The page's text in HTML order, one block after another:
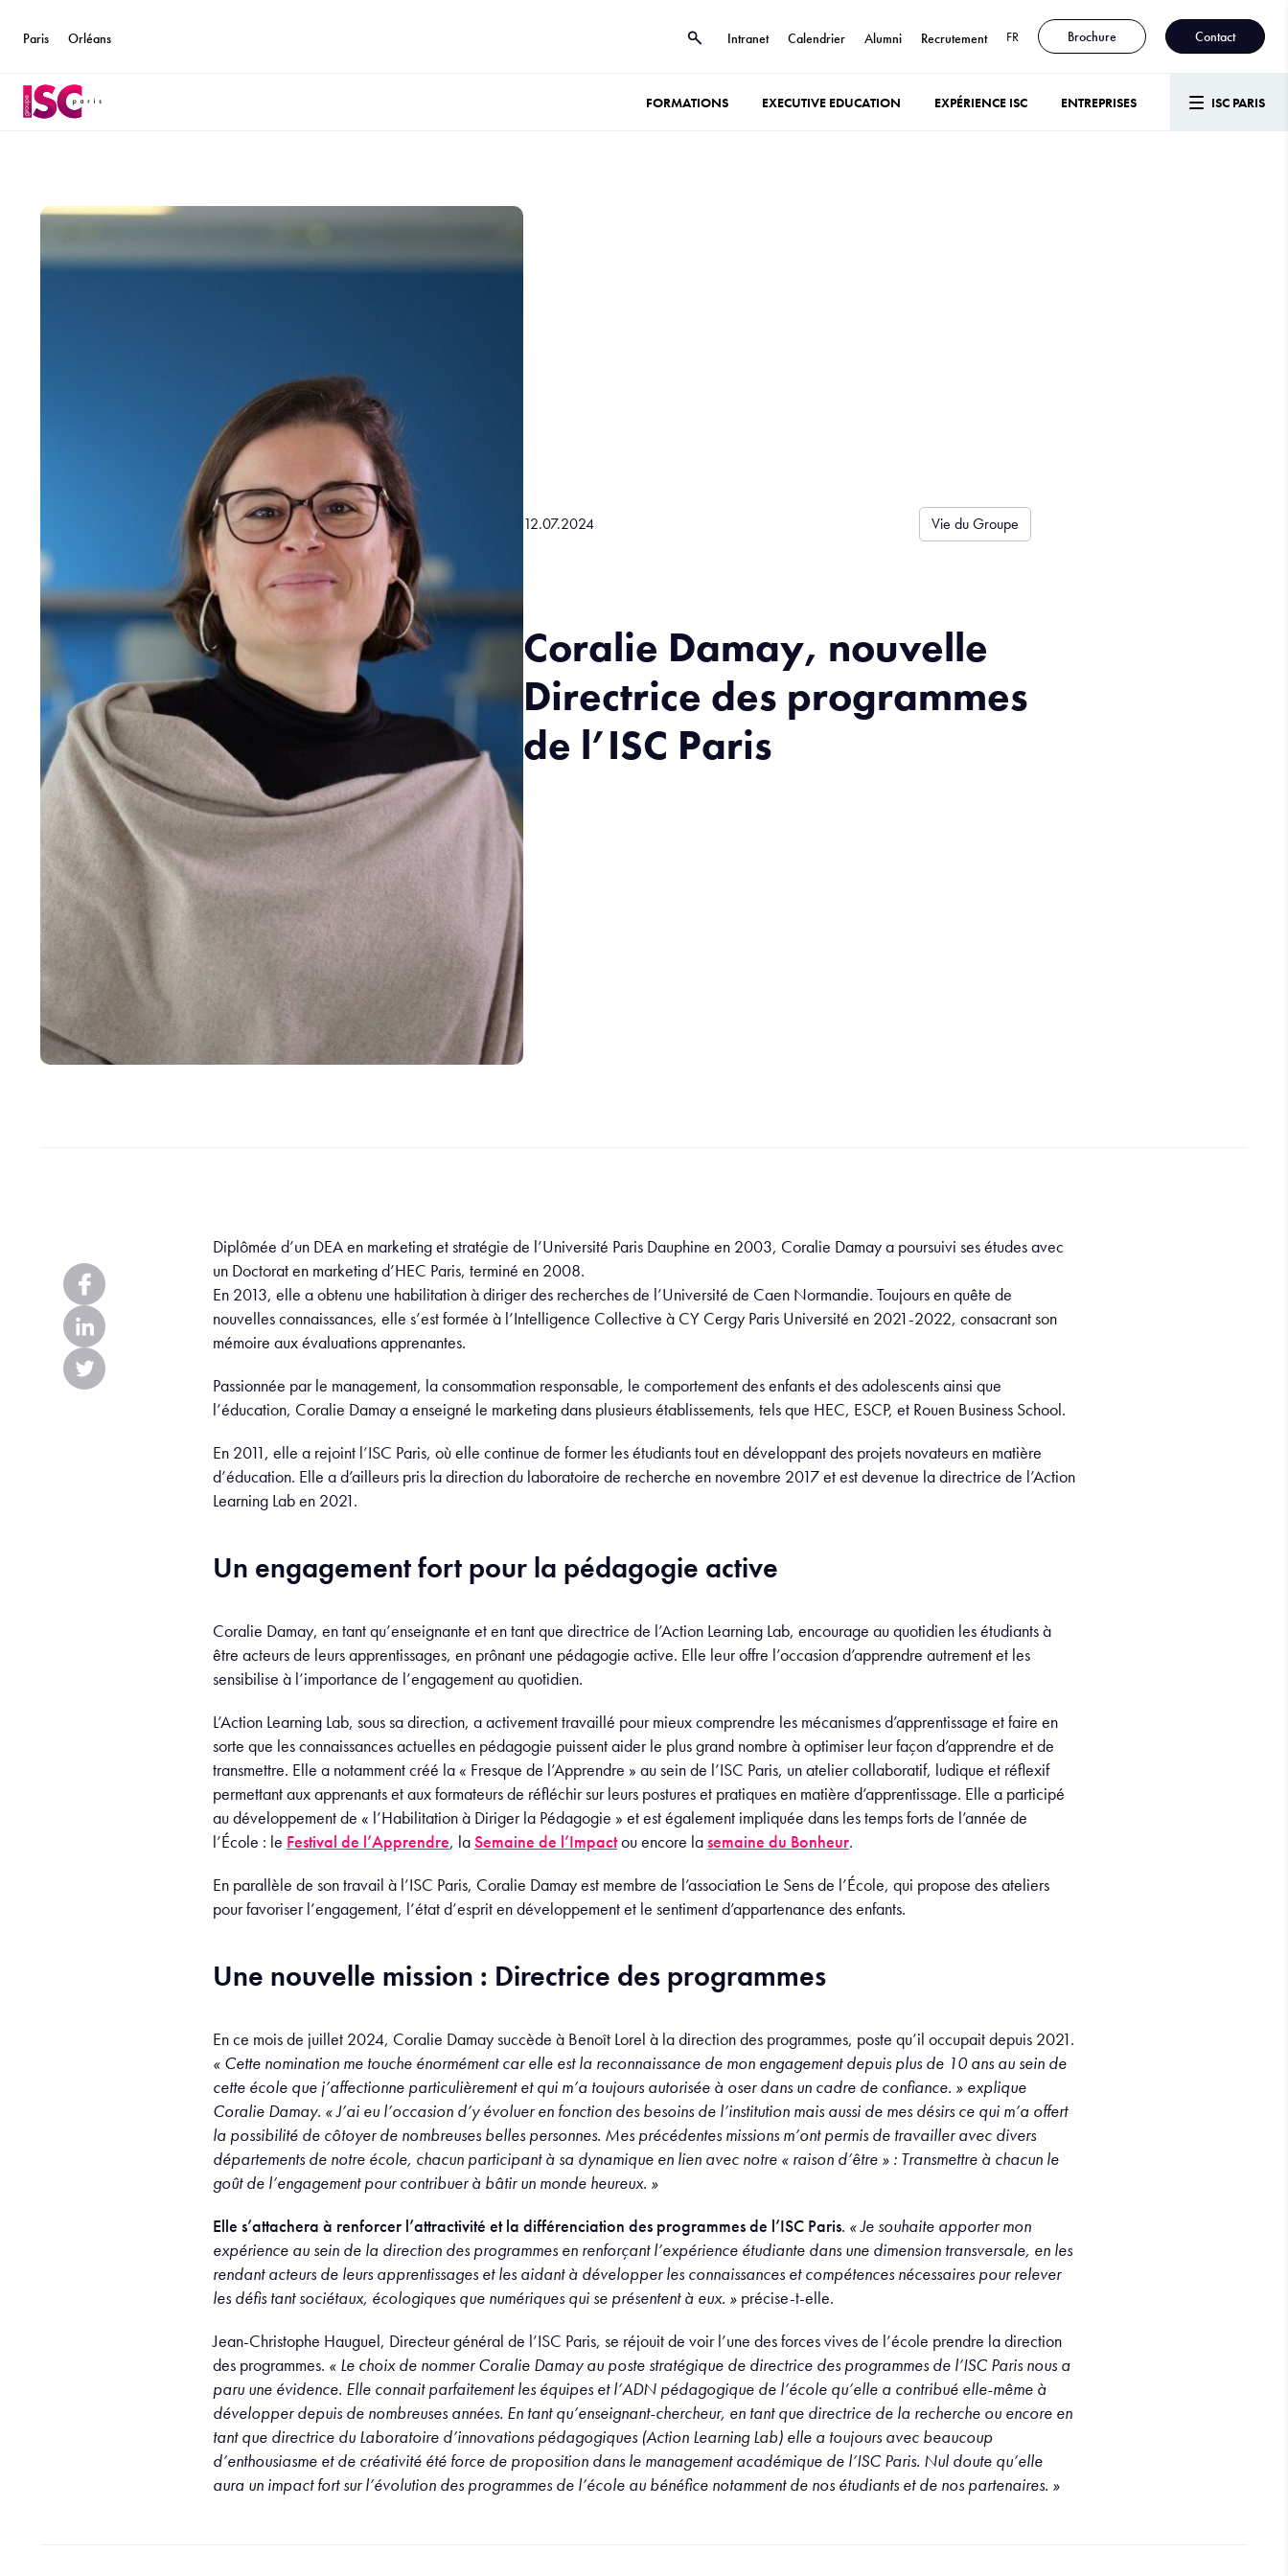
Paris Orléans Intranet Calendrier Alumni Recrutement FR Brochure Contact
FORMATIONS EXECUTIVE EDUCATION EXPÉRIENCE ISC ENTREPRISES ISC PARIS
12.07.2024 Vie du Groupe
Coralie Damay, nouvelle
Directrice des programmes
de l’ISC Paris
Diplômée d’un DEA en marketing et stratégie de l’Université Paris Dauphine en 2003, Coralie Damay a poursuivi ses études avec
un Doctorat en marketing d’HEC Paris, terminé en 2008.
En 2013, elle a obtenu une habilitation à diriger des recherches de l’Université de Caen Normandie. Toujours en quête de
nouvelles connaissances, elle s’est formée à l’Intelligence Collective à CY Cergy Paris Université en 2021-2022, consacrant son
mémoire aux évaluations apprenantes.
Passionnée par le management, la consommation responsable, le comportement des enfants et des adolescents ainsi que
l’éducation, Coralie Damay a enseigné le marketing dans plusieurs établissements, tels que HEC, ESCP, et Rouen Business School.
En 2011, elle a rejoint l’ISC Paris, où elle continue de former les étudiants tout en développant des projets novateurs en matière
d’éducation. Elle a d’ailleurs pris la direction du laboratoire de recherche en novembre 2017 et est devenue la directrice de l’Action
Learning Lab en 2021.
Un engagement fort pour la pédagogie active
Coralie Damay, en tant qu’enseignante et en tant que directrice de l’Action Learning Lab, encourage au quotidien les étudiants à
être acteurs de leurs apprentissages, en prônant une pédagogie active. Elle leur offre l’occasion d’apprendre autrement et les
sensibilise à l’importance de l’engagement au quotidien.
L’Action Learning Lab, sous sa direction, a activement travaillé pour mieux comprendre les mécanismes d’apprentissage et faire en
sorte que les connaissances actuelles en pédagogie puissent aider le plus grand nombre à optimiser leur façon d’apprendre et de
transmettre. Elle a notamment créé la « Fresque de l’Apprendre » au sein de l’ISC Paris, un atelier collaboratif, ludique et réflexif
permettant aux apprenants et aux formateurs de réfléchir sur leurs postures et pratiques en matière d’apprentissage. Elle a participé
au développement de « l’Habilitation à Diriger la Pédagogie » et est également impliquée dans les temps forts de l’année de
l’École : le Festival de l’Apprendre, laSemaine de l’Impactou encore lasemaine du Bonheur.
En parallèle de son travail à l’ISC Paris, Coralie Damay est membre de l’association Le Sens de l’École, qui propose des ateliers
pour favoriser l’engagement, l’état d’esprit en développement et le sentiment d’appartenance des enfants.
Une nouvelle mission : Directrice des programmes
En ce mois de juillet 2024, Coralie Damay succède à Benoît Lorel à la direction des programmes, poste qu’il occupait depuis 2021.
« Cette nomination me touche énormément car elle est la reconnaissance de mon engagement depuis plus de 10 ans au sein de
cette école que j’affectionne particulièrement et qui m’a toujours autorisée à oser dans un cadre de confiance. » explique
Coralie Damay. « J’ai eu l’occasion d’y évoluer en fonction des besoins de l’institution mais aussi de mes désirs ce qui m’a offert
la possibilité de côtoyer de nombreuses belles personnes. Mes précédentes missions m’ont permis de travailler avec divers
départements de notre école, chacun participant à sa dynamique en lien avec notre « raison d’être » : Transmettre à chacun le
goût de l’engagement pour contribuer à bâtir un monde heureux. »
Elle s’attachera à renforcer l’attractivité et la différenciation des programmes de l’ISC Paris. « Je souhaite apporter mon
expérience au sein de la direction des programmes en renforçant l’expérience étudiante dans une dimension transversale, en les
rendant acteurs de leurs apprentissages et les aidant à développer les connaissances et compétences nécessaires pour relever
les défis tant sociétaux, écologiques que numériques qui se présentent à eux. » précise-t-elle.
Jean-Christophe Hauguel, Directeur général de l’ISC Paris, se réjouit de voir l’une des forces vives de l’école prendre la direction
des programmes. « Le choix de nommer Coralie Damay au poste stratégique de directrice des programmes de l’ISC Paris nous a
paru une évidence. Elle connait parfaitement les équipes et l’ADN pédagogique de l’école qu’elle a contribué elle-même à
développer depuis de nombreuses années. En tant qu’enseignant-chercheur, en tant que directrice de la recherche ou encore en
tant que directrice du Laboratoire d’innovations pédagogiques (Action Learning Lab) elle a toujours avec beaucoup
d’enthousiasme et de créativité été force de proposition dans le management académique de l’ISC Paris. Nul doute qu’elle
aura un impact fort sur l’évolution des programmes de l’école au bénéfice notamment de nos étudiants et de nos partenaires. »